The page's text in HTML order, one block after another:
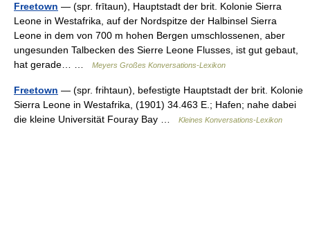
Freetown — (spr. frītaun), Hauptstadt der brit. Kolonie Sierra
Leone in Westafrika, auf der Nordspitze der Halbinsel Sierra
Leone in dem von 700 m hohen Bergen umschlossenen, aber
ungesunden Talbecken des Sierre Leone Flusses, ist gut gebaut,
hat gerade… …
Meyers Großes Konversations-Lexikon
Freetown — (spr. frihtaun), befestigte Hauptstadt der brit. Kolonie
Sierra Leone in Westafrika, (1901) 34.463 E.; Hafen; nahe dabei
die kleine Universität Fouray Bay …
Kleines Konversations-Lexikon